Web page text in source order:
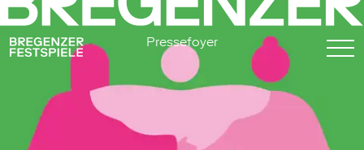
Pressefoyer